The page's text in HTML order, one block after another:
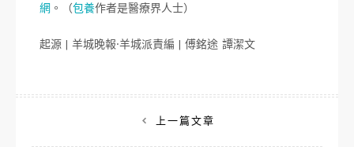
網 。（包養作者是醫療界人士）
起源 | 羊城晚報·羊城派責編 | 傅銘途 譚潔文
上一篇文章